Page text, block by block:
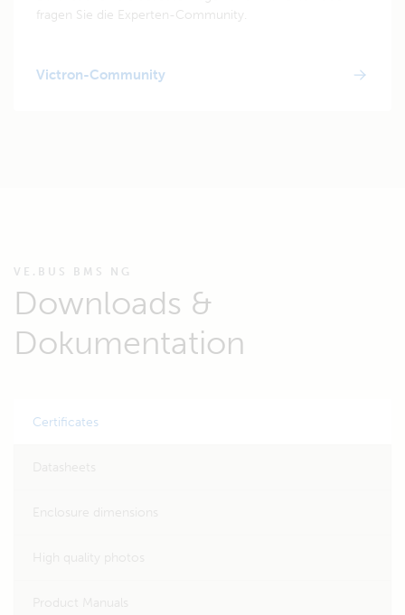
fragen Sie die Experten-Community.
Victron-Community
VE.BUS BMS NG
Downloads &
Dokumentation
Certificates